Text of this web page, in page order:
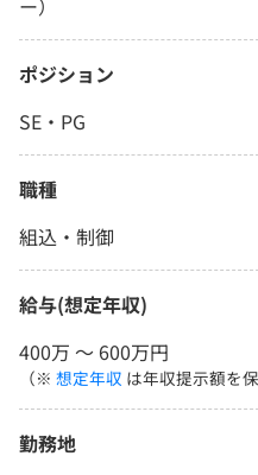
ー）
ポジション
SE・PG
職種
組込・制御
給与(想定年収)
400万 〜 600万円
（※ 想定年収 は年収提示額を
勤務地